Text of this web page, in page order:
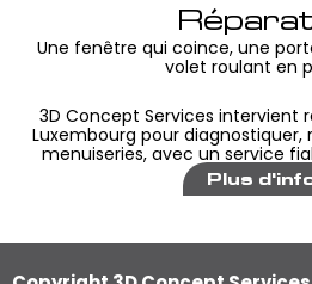
Une fenêtre qui coince, une
volet roulant en
3D Concept Services intervient
Luxembourg pour diagnostiquer,
menuiseries, avec un service
Plus